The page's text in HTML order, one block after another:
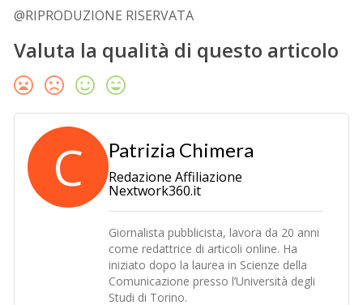
@RIPRODUZIONE RISERVATA
Valuta la qualità di questo articolo
C Patrizia Chimera
Redazione Affiliazione
Nextwork360.it
Giornalista pubblicista, lavora da 20 anni
come redattrice di articoli online. Ha
iniziato dopo la laurea in Scienze della
Comunicazione presso l’Università degli
Studi di Torino.